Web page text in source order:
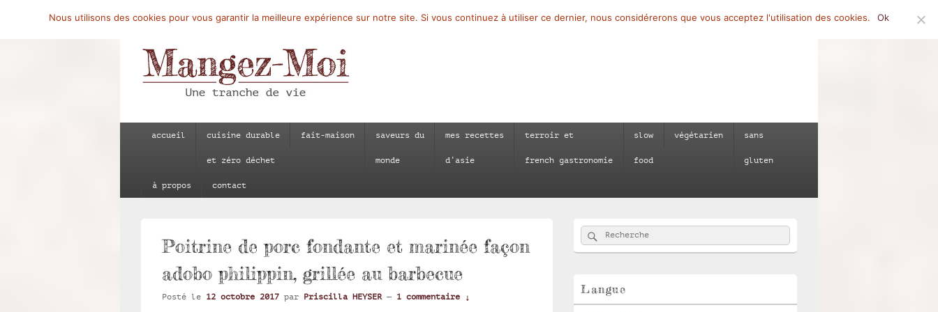
Mangez-Moi.fr
accueil cuisine durable
et zéro déchet
fait-maison saveurs du
monde
mes recettes
d’asie
terroir et
french gastronomie
slow
food
végétarien sans
gluten
à propos contact
Poitrine de porc fondante et marinée façon
adobo philippin, grillée au barbecue
Posté le 12 octobre 2017 par Priscilla HEYSER — 1 commentaire ↓
Zone
principale
de
Recherche :
Rechercher
Langue
Nous utilisons des cookies pour vous garantir la meilleure expérience sur notre site. Si vous continuez à utiliser ce dernier, nous considérerons que vous acceptez l'utilisation des cookies. Ok